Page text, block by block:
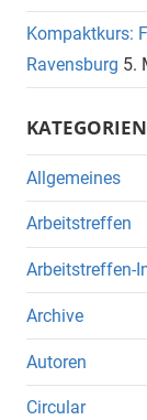
Kompaktkurs:
Ravensburg 5.
KATEGORIEN
Allgemeines
Arbeitstreffen
Arbeitstreffen-
Archive
Autoren
Circular